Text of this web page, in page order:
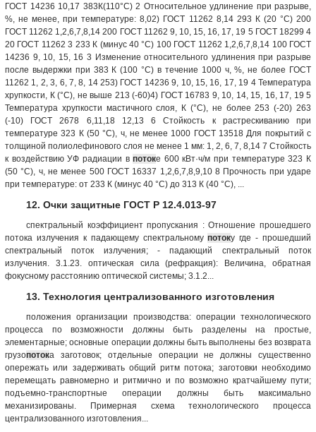
ГОСТ 14236 10,17 383К(110°С) 2 Относительное удлинение при разрыве,
%, не менее, при температуре: 8,02) ГОСТ 11262 8,14 293 К (20 °С) 200
ГОСТ 11262 1,2,6,7,8,14 200 ГОСТ 11262 9, 10, 15, 16, 17, 19 5 ГОСТ 18299 4
20 ГОСТ 11262 3 233 К (минус 40 °С) 100 ГОСТ 11262 1,2,6,7,8,14 100 ГОСТ
14236 9, 10, 15, 16 3 Изменение относительного удлинения при разрыве
после выдержки при 383 К (100 °С) в течение 1000 ч, %, не более ГОСТ
11262 1, 2, 3, 6, 7, 8, 14 253) ГОСТ 14236 9, 10, 15, 16, 17, 19 4 Температура
хрупкости, К (°С), не выше 213 (-60)4) ГОСТ 16783 9, 10, 14, 15, 16, 17, 19 5
Температура хрупкости мастичного слоя, К (°С), не более 253 (-20) 263
(-10) ГОСТ 2678 6,11,18 12,13 6 Стойкость к растрескиванию при
температуре 323 К (50 °С), ч, не менее 1000 ГОСТ 13518 Для покрытий с
толщиной полиолефинового слоя не менее 1 мм: 1, 2, 6, 7, 8,14 7 Стойкость
к воздействию УФ радиации впотоке 600 кВт·ч/м при температуре 323 К
(50 °С), ч, не менее 500 ГОСТ 16337 1,2,6,7,8,9,10 8 Прочность при ударе
при температуре: от 233 К (минус 40 °С) до 313 К (40 °С), ...
12. Очки защитные ГОСТ Р 12.4.013-97
спектральный коэффициент пропускания : Отношение прошедшего
потока излучения к падающему спектральномупотоку где - прошедший
спектральный поток излучения; - падающий спектральный поток
излучения. 3.1.23. оптическая сила (рефракция): Величина, обратная
фокусному расстоянию оптической системы; 3.1.2...
13. Технология централизованного изготовления
положения организации производства: операции технологического
процесса по возможности должны быть разделены на простые,
элементарные; основные операции должны быть выполнены без возврата
грузопотока заготовок; отдельные операции не должны существенно
опережать или задерживать общий ритм потока; заготовки необходимо
перемещать равномерно и ритмично и по возможно кратчайшему пути;
подъемно-транспортные операции должны быть максимально
механизированы. Примерная схема технологического процесса
централизованного изготовления...